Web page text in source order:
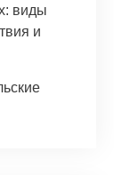
виды
и